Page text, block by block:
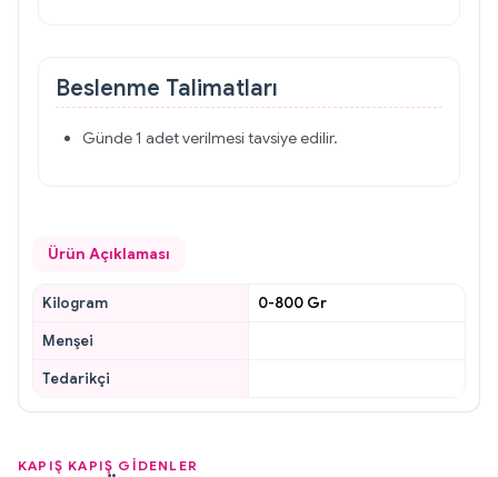
Beslenme Talimatları
Günde 1 adet verilmesi tavsiye edilir.
Ürün Açıklaması
Kilogram
0-800 Gr
Menşei
Tedarikçi
KAPIŞ KAPIŞ GİDENLER